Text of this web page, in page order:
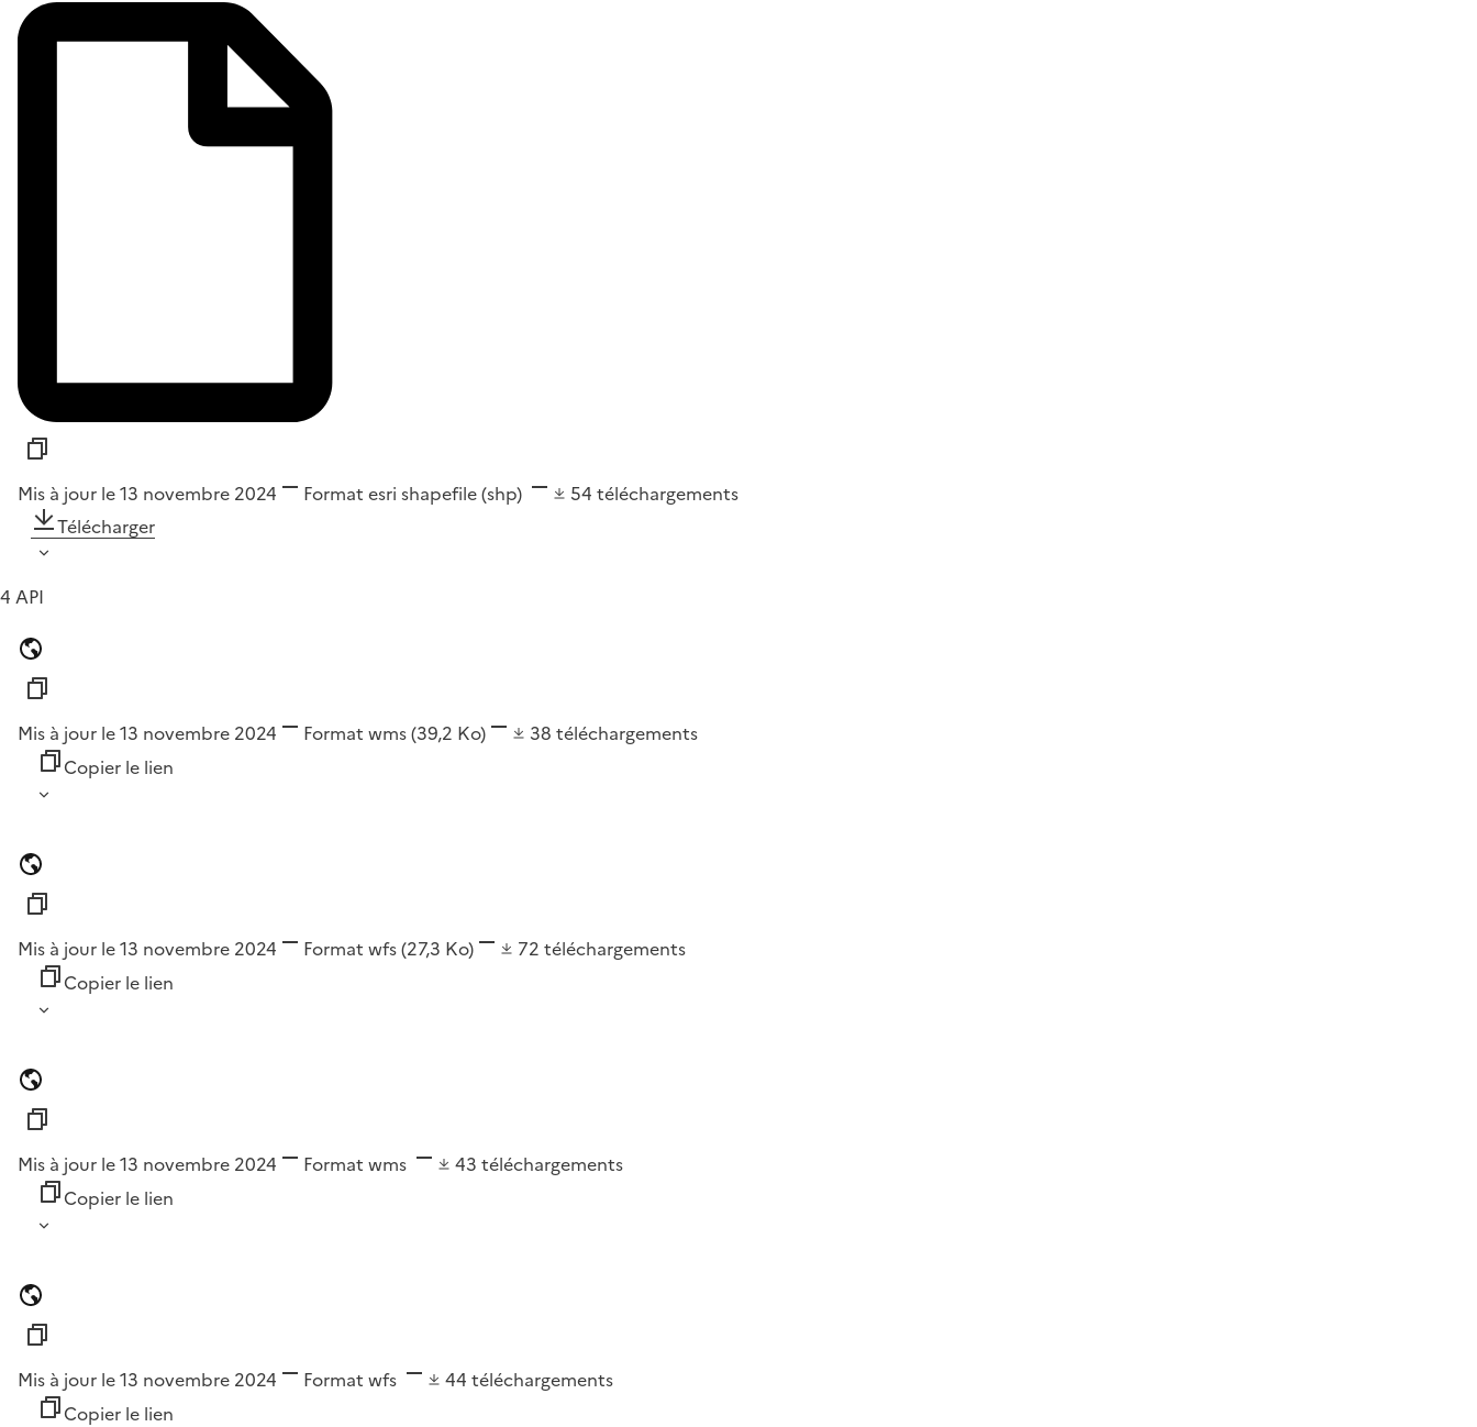
Mis à jour le 13 novembre 2024 Format esri shapefile (shp) 54 téléchargements
Télécharger
4 API
Mis à jour le 13 novembre 2024 Format wms(39,2 Ko) 38 téléchargements
Copier le lien
Mis à jour le 13 novembre 2024 Format wfs(27,3 Ko) 72 téléchargements
Copier le lien
Mis à jour le 13 novembre 2024 Format wms 43 téléchargements
Copier le lien
Mis à jour le 13 novembre 2024 Format wfs 44 téléchargements
Copier le lien